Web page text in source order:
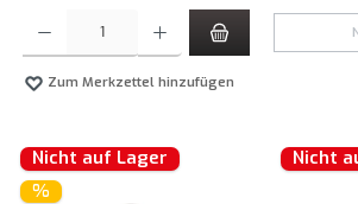
Produkt Anzahl: Gib den gewünschten Wert ein oder
Zum Merkzettel hinzufügen
Nicht auf Lager
%
Nicht